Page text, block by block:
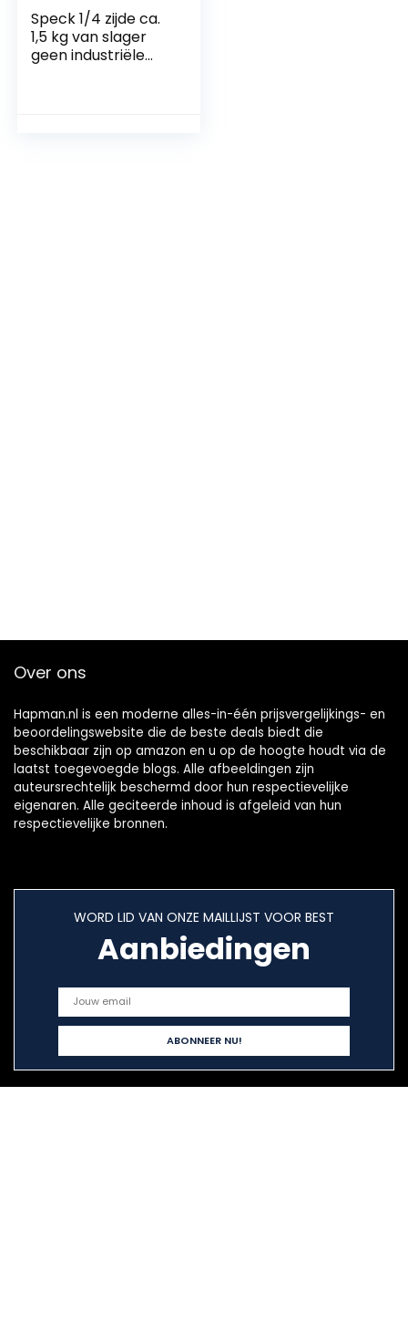
Speck 1/4 zijde ca.
1,5 kg van slager
geen industriële
Over ons
Hapman.nl is een moderne alles-in-één prijsvergelijkings- en
beoordelingswebsite die de beste deals biedt die
beschikbaar zijn op amazon en u op de hoogte houdt via de
laatst toegevoegde blogs. Alle afbeeldingen zijn
auteursrechtelijk beschermd door hun respectievelijke
eigenaren. Alle geciteerde inhoud is afgeleid van hun
respectievelijke bronnen.
WORD LID VAN ONZE MAILLIJST VOOR BEST
Aanbiedingen